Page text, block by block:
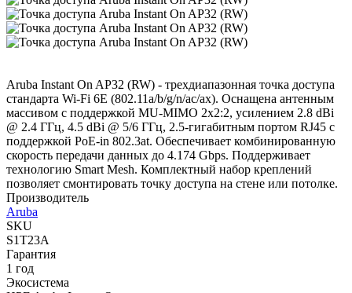
Aruba Instant On AP32 (RW) - трехдиапазонная точка доступа
стандарта Wi-Fi 6E (802.11a/b/g/n/ac/ax). Оснащена антенным
массивом с поддержкой MU-MIMO 2x2:2, усилением 2.8 dBi
@ 2.4 ГГц, 4.5 dBi @ 5/6 ГГц, 2.5-гигабитным портом RJ45 с
поддержкой PoE-in 802.3at. Обеспечивает комбинированную
скорость передачи данных до 4.174 Gbps. Поддерживает
технологию Smart Mesh. Комплектный набор креплений
позволяет смонтировать точку доступа на стене или потолке.
Производитель
Aruba
SKU
S1T23A
Гарантия
1 год
Экосистема